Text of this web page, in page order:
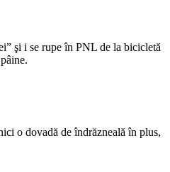
şi i se rupe în PNL de la bicicletă
o dovadă de îndrăzneală în plus,